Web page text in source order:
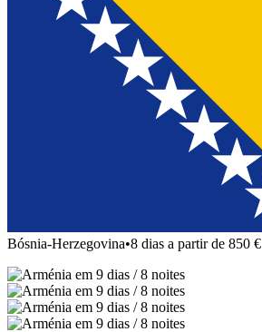
Bósnia-Herzegovina•8 dias a partir de 850 €